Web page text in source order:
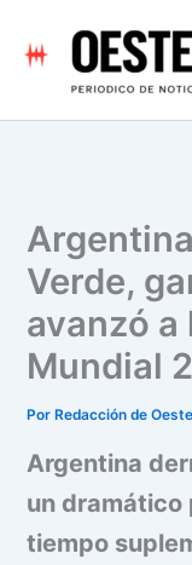
contenido
Verde,
avanzó a
Mundial
Por Redacción de
Argentina
un dramático
tiempo